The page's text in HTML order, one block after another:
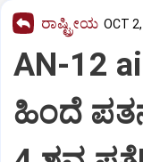
ರಾಷ್ಟ್ರೀಯ OCT
AN-12
ಹಿಂದೆ